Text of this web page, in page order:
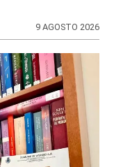
l’investitore:
passato